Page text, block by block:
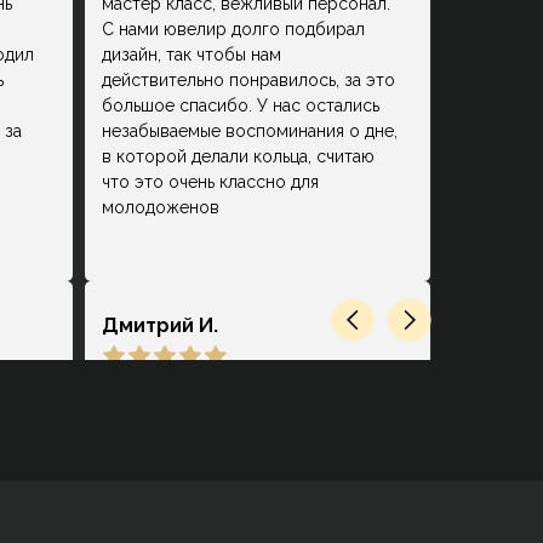
С нами ювелир долго подбирал
дизайн, так чтобы нам
действительно понравилось, за это
большое спасибо. У нас остались
незабываемые воспоминания о дне,
в которой делали кольца, считаю
что это очень классно для
молодоженов
Дмитрий И.